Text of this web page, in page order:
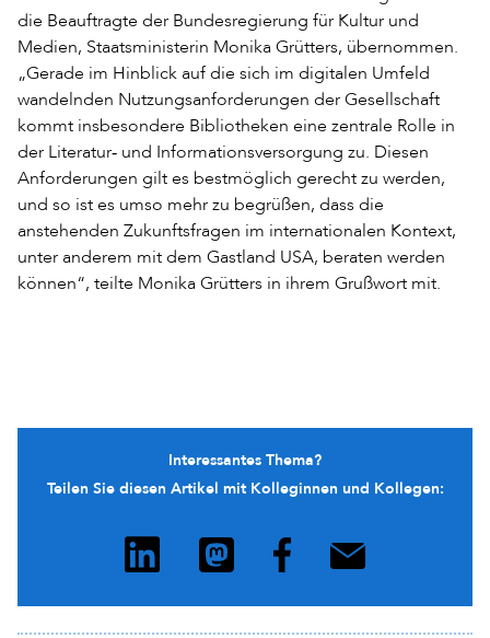
die Beauftragte der Bundesregierung für Kultur und
Medien, Staatsministerin Monika Grütters, übernommen.
„Gerade im Hinblick auf die sich im digitalen Umfeld
wandelnden Nutzungsanforderungen der Gesellschaft
kommt insbesondere Bibliotheken eine zentrale Rolle in
der Literatur‐ und Informationsversorgung zu. Diesen
Anforderungen gilt es bestmöglich gerecht zu werden,
und so ist es umso mehr zu begrüßen, dass die
anstehenden Zukunftsfragen im internationalen Kontext,
unter anderem mit dem Gastland USA, beraten werden
können“, teilte Monika Grütters in ihrem Grußwort mit.
Interessantes Thema?
Teilen Sie diesen Artikel mit Kolleginnen und Kollegen: